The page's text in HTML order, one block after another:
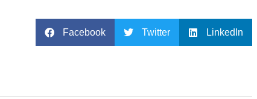
Facebook Twitter LinkedIn